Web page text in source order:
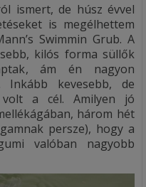
ismert, de húsz évvel
is megélhettem
Swimmin Grub. A
kilós forma süllők
ám én nagyon
Inkább kevesebb, de
volt a cél. Amilyen jó
három hét
persze), hogy a
valóban nagyobb